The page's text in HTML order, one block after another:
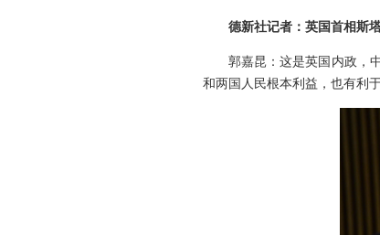
德新社记者：英国首相斯
郭嘉昆：这是英国内政，
和两国人民根本利益，也有利